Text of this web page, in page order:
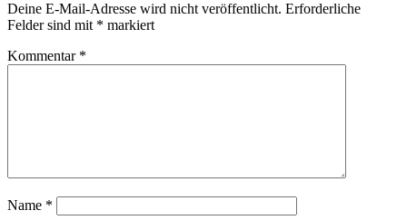
Deine E-Mail-Adresse wird nicht veröffentlicht. Erforderliche
Felder sind mit * markiert
Kommentar *
Name *